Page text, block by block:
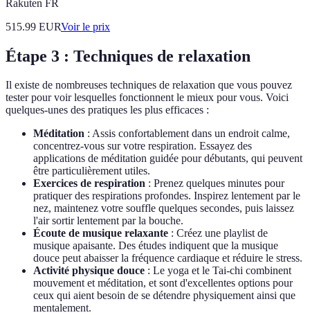
Rakuten FR
515.99 EURVoir le prix
Étape 3 : Techniques de relaxation
Il existe de nombreuses techniques de relaxation que vous pouvez
tester pour voir lesquelles fonctionnent le mieux pour vous. Voici
quelques-unes des pratiques les plus efficaces :
Méditation : Assis confortablement dans un endroit calme,
concentrez-vous sur votre respiration. Essayez des
applications de méditation guidée pour débutants, qui peuvent
être particulièrement utiles.
Exercices de respiration : Prenez quelques minutes pour
pratiquer des respirations profondes. Inspirez lentement par le
nez, maintenez votre souffle quelques secondes, puis laissez
l'air sortir lentement par la bouche.
Écoute de musique relaxante : Créez une playlist de
musique apaisante. Des études indiquent que la musique
douce peut abaisser la fréquence cardiaque et réduire le stress.
Activité physique douce : Le yoga et le Tai-chi combinent
mouvement et méditation, et sont d'excellentes options pour
ceux qui aient besoin de se détendre physiquement ainsi que
mentalement.